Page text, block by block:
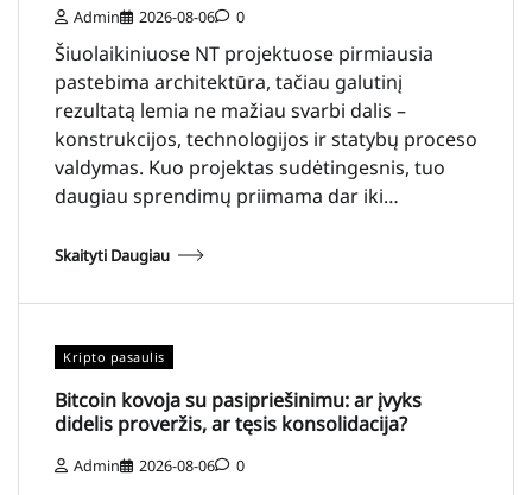
Admin 2026-08-06 0
Šiuolaikiniuose NT projektuose pirmiausia
pastebima architektūra, tačiau galutinį
rezultatą lemia ne mažiau svarbi dalis –
konstrukcijos, technologijos ir statybų proceso
valdymas. Kuo projektas sudėtingesnis, tuo
daugiau sprendimų priimama dar iki…
Skaityti Daugiau
Kripto pasaulis
Bitcoin kovoja su pasipriešinimu: ar įvyks
didelis proveržis, ar tęsis konsolidacija?
Admin 2026-08-06 0